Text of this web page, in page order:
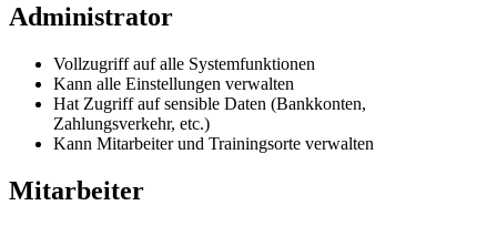
Administrator
Vollzugriff auf alle Systemfunktionen
Kann alle Einstellungen verwalten
Hat Zugriff auf sensible Daten (Bankkonten,
Zahlungsverkehr, etc.)
Kann Mitarbeiter und Trainingsorte verwalten
Mitarbeiter